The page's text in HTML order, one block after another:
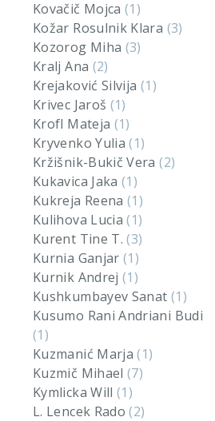
Kovačič Mojca(1)
Kožar Rosulnik Klara (3)
Kozorog Miha (3)
Kralj Ana (2)
Krejaković Silvija (1)
Krivec Jaroš (1)
Krofl Mateja (1)
Kryvenko Yulia(1)
Kržišnik-Bukič Vera(2)
Kukavica Jaka(1)
Kukreja Reena(1)
Kulihova Lucia(1)
Kurent Tine T.(3)
Kurnia Ganjar(1)
Kurnik Andrej(1)
Kushkumbayev Sanat (1)
Kusumo Rani Andriani Budi
(1)
Kuzmanić Marja(1)
Kuzmič Mihael(7)
Kymlicka Will(1)
L. Lencek Rado(2)